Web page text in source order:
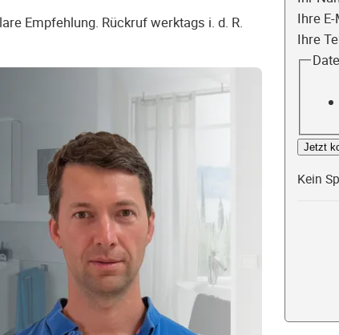
Empfehlung. Rückruf werktags i. d. R.
Ihre
Ihre
Jetzt
Kein